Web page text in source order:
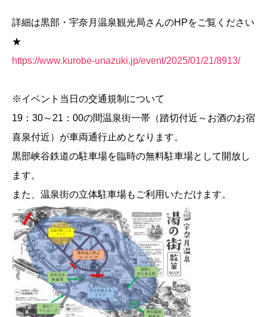
詳細は黒部・宇奈月温泉観光局さんのHPをご覧ください
★
https://www.kurobe-unazuki.jp/event/2025/01/21/8913/
※イベント当日の交通規制について
19：30～21：00の間温泉街一帯（踏切付近～お酒のお宿
喜泉付近）が車両通行止めとなります。
黒部峡谷鉄道の駐車場を臨時の無料駐車場として開放し
ます。
また、温泉街の立体駐車場もご利用いただけます。